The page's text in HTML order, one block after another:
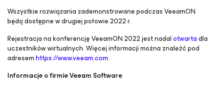
Wszystkie rozwiązania zademonstrowane podczas VeeamON
będą dostępne w drugiej połowie 2022 r.
Rejestracja na konferencję VeeamON 2022 jest nadalotwartadla
uczestników wirtualnych. Więcej informacji można znaleźć pod
adresemhttps://www.veeam.com.
Informacje o firmie Veeam Software